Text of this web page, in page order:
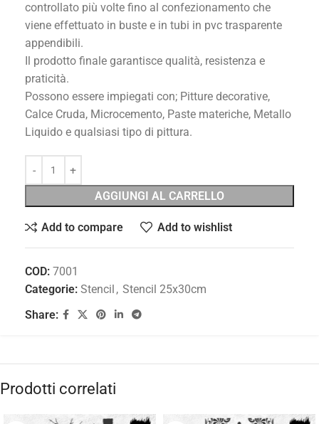
controllato più volte fino al confezionamento che
viene effettuato in buste e in tubi in pvc trasparente
appendibili.
Il prodotto finale garantisce qualità, resistenza e
praticità.
Possono essere impiegati con; Pitture decorative,
Calce Cruda, Microcemento, Paste materiche, Metallo
Liquido e qualsiasi tipo di pittura.
AGGIUNGI AL CARRELLO
Add to compare Add to wishlist
COD: 7001
Categorie: Stencil , Stencil 25x30cm
Share:
Prodotti correlati